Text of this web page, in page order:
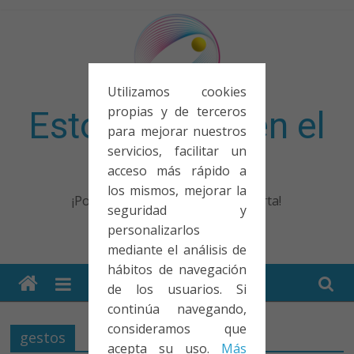
Utilizamos cookies
propias y de terceros
para mejorar nuestros
servicios, facilitar un
acceso más rápido a
los mismos, mejorar la
seguridad y
personalizarlos
mediante el análisis de
hábitos de navegación
de los usuarios. Si
continúa navegando,
consideramos que
acepta su uso. Más
Esto no entra en el
examen
¡Porque no solo el examen importa!
gestos